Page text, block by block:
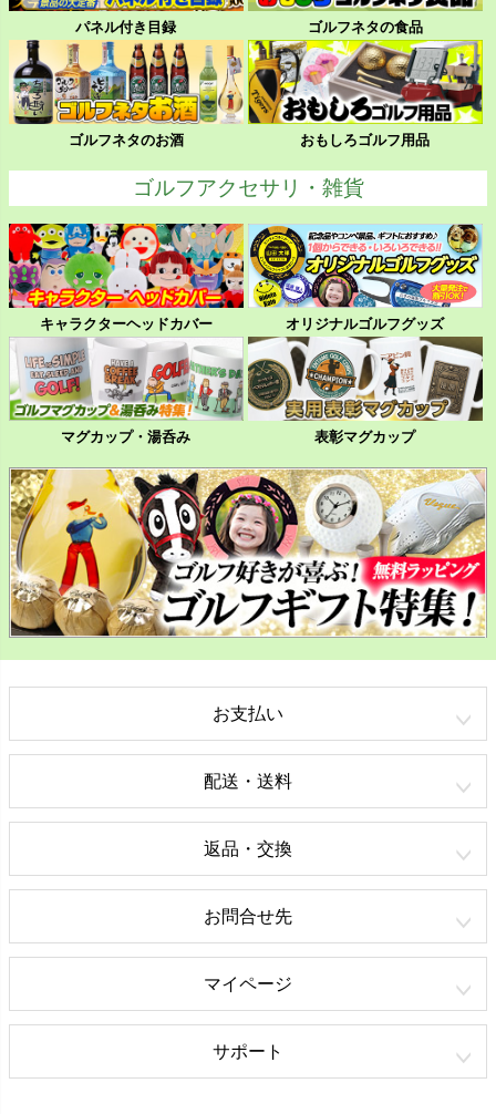
パネル付き目録 ゴルフネタの食品
ゴルフネタのお酒 おもしろゴルフ用品
ゴルフアクセサリ・雑貨
キャラクターヘッドカバー オリジナルゴルフグッズ
マグカップ・湯呑み 表彰マグカップ
お支払い
配送・送料
返品・交換
お問合せ先
マイページ
サポート